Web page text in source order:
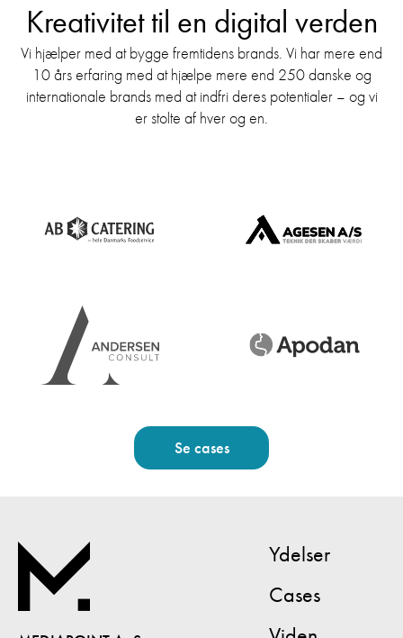
Kreativitet til en digital verden
Vi hjælper med at bygge fremtidens brands. Vi har mere end
10 års erfaring med at hjælpe mere end 250 danske og
internationale brands med at indfri deres potentialer – og vi
er stolte af hver og en.
Se cases
Ydelser
Cases